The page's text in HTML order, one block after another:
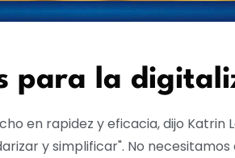
para la
en rapidez y eficacia, dijo
y simplificar". No